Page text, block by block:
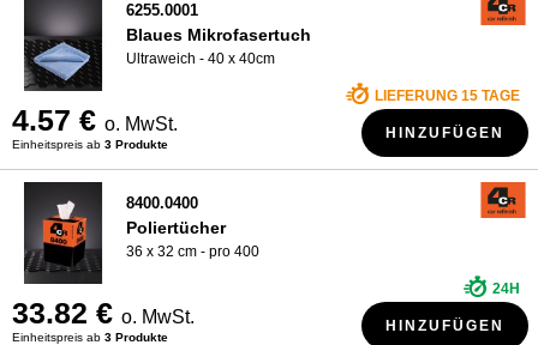
6255.0001
Blaues Mikrofasertuch
Ultraweich - 40 x 40cm
4.57 € o. MwSt.
Einheitspreis ab 3 Produkte
LIEFERUNG 15 TAGE
HINZUFÜGEN
8400.0400
Poliertücher
36 x 32 cm - pro 400
33.82 € o. MwSt.
Einheitspreis ab 3 Produkte
24H
HINZUFÜGEN